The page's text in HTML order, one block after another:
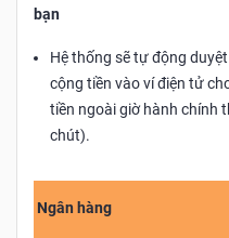
bạn
Hệ thống sẽ tự động
cộng tiền vào ví điện tử
tiền ngoài giờ hành chính
chút).
Ngân hàng